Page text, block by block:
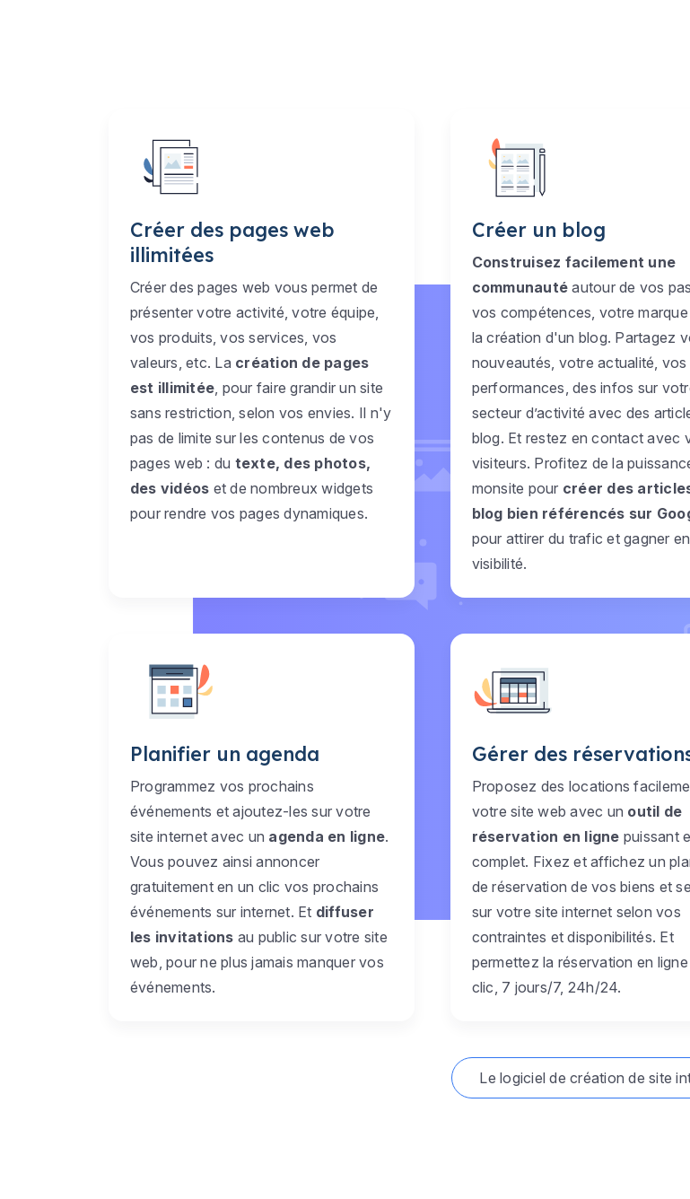
Créer des pages web
illimitées
Créer des pages web vous permet de
présenter votre activité, votre équipe,
vos produits, vos services, vos
valeurs, etc. La création de pages
est illimitée , pour faire grandir un site
sans restriction, selon vos envies. Il n'y
pas de limite sur les contenus de vos
pages web : du texte, des photos,
des vidéos et de nombreux widgets
pour rendre vos pages dynamiques.
Créer un blog
Construisez facilement une
communauté autour de vos
vos compétences, votre
la création d'un blog. Partagez
nouveautés, votre actualité, vos
performances, des infos sur
secteur d’activité avec des
blog. Et restez en contact avec
visiteurs. Profitez de la
monsite pour créer des
blog bien référencés sur
pour attirer du trafic et gagner en
visibilité.
Planifier un agenda
Programmez vos prochains
événements et ajoutez-les sur votre
site internet avec un agenda en ligne.
Vous pouvez ainsi annoncer
gratuitement en un clic vos prochains
événements sur internet. Et diffuser
les invitations au public sur votre site
web, pour ne plus jamais manquer vos
événements.
Gérer des
Proposez des locations
votre site web avec un outil de
réservation en ligne puissant
complet. Fixez et affichez un
de réservation de vos biens et
sur votre site internet selon vos
contraintes et disponibilités. Et
permettez la réservation en
clic, 7 jours/7, 24h/24.
Le logiciel de création de site